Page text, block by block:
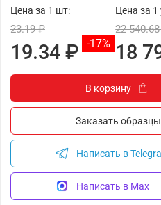
Цена за 1 шт:
23.19 ₽
19.34 ₽ -17%
Цена за 1
22
18
В корзину
Заказать образцы
Написать в
Написать в Max